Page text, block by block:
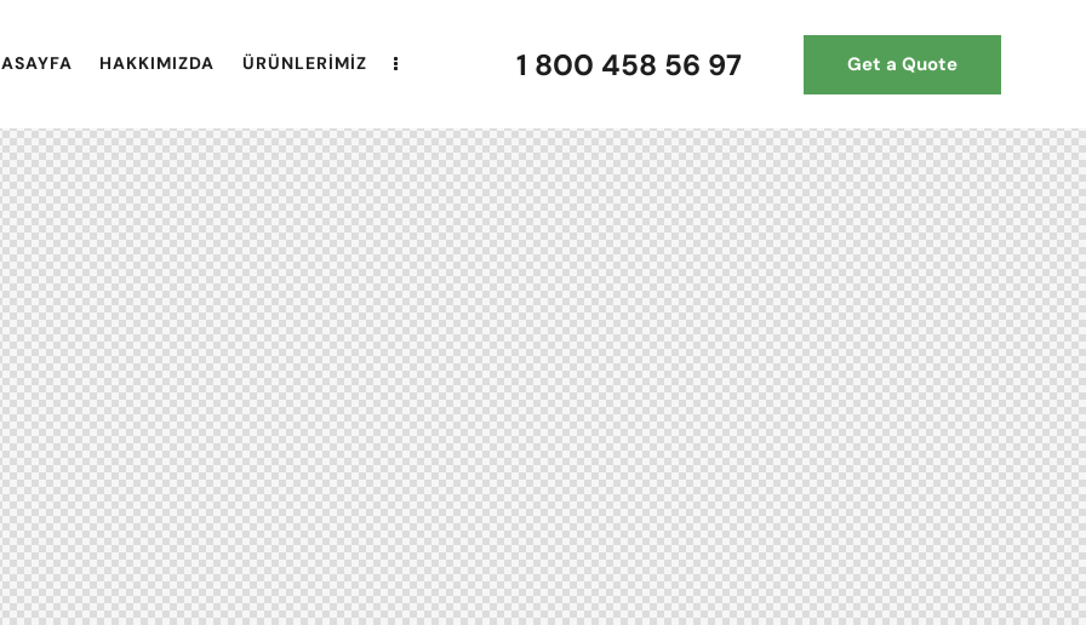
HAKKIMIZDA ÜRÜNLERIMIZ 1 800 458 56 97 Get a Quote